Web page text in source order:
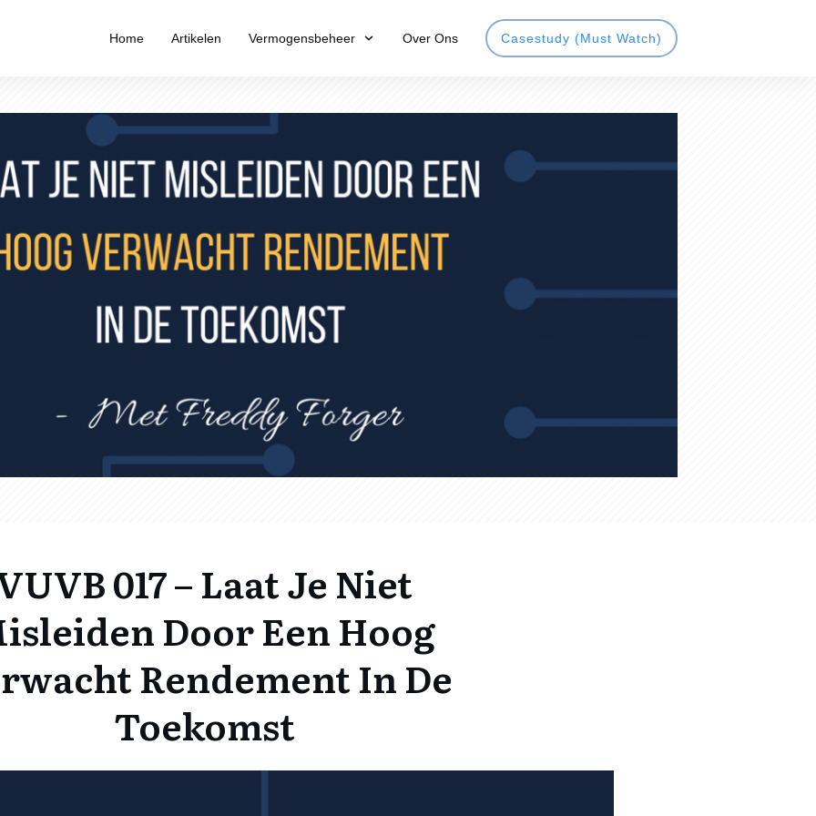
Home Artikelen Vermogensbeheer Over Ons Casestudy (Must Watch)
017 – Laat Je Niet
Door Een Hoog
Rendement In De
Toekomst